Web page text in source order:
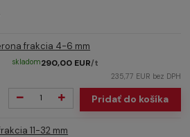
frakcia 4-6 mm
290,00 EUR/t
235,77 EUR bez DPH
skladom
Pridať do košíka
11-32 mm